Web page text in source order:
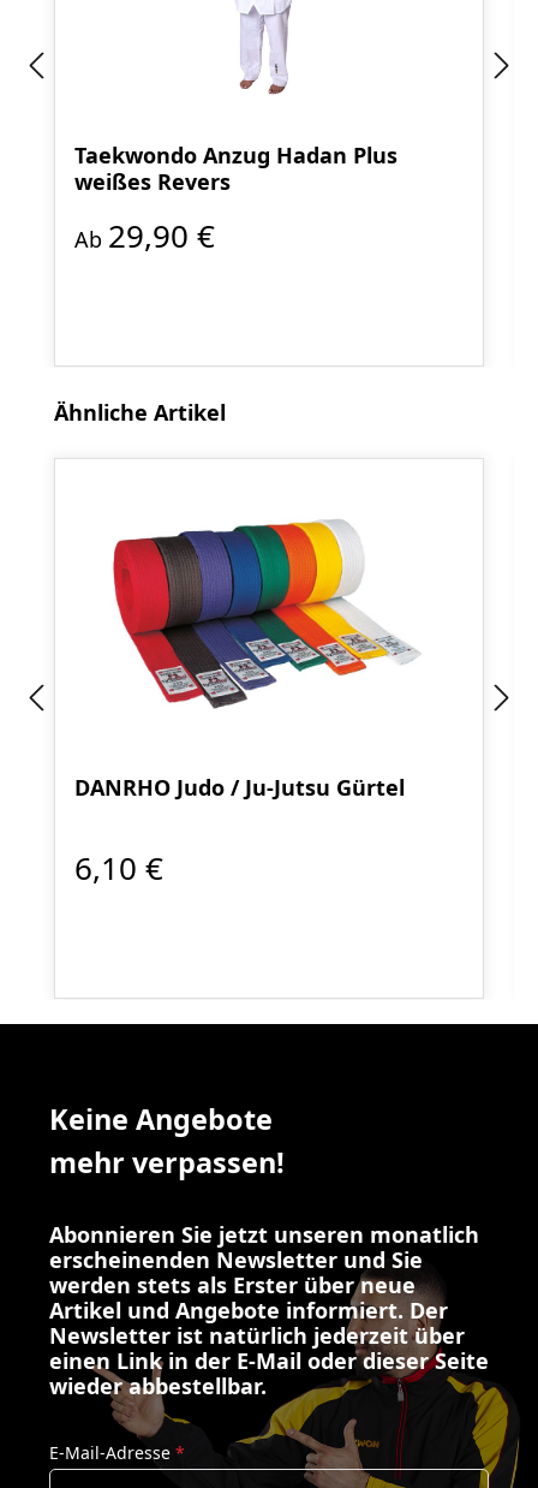
Taekwondo Anzug Hadan Plus
weißes Revers
Ab 29,90 €
Produktgalerie überspringen
Ähnliche Artikel
DANRHO Judo / Ju-Jutsu Gürtel
6,10 €
Keine Angebote
mehr verpassen!
Abonnieren Sie jetzt unseren monatlich
erscheinenden Newsletter und Sie
werden stets als Erster über neue
Artikel und Angebote informiert. Der
Newsletter ist natürlich jederzeit über
einen Link in der E-Mail oder dieser Seite
wieder abbestellbar.
E-Mail-Adresse *